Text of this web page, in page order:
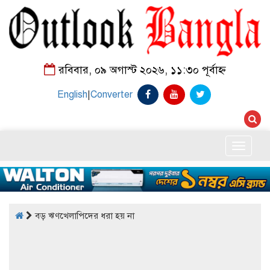
রবিবার, ০৯ অগাস্ট ২০২৬, ১১:৩০ পূর্বাহ্ন
English|Converter
বড় ঋণখেলাপিদের ধরা হয় না